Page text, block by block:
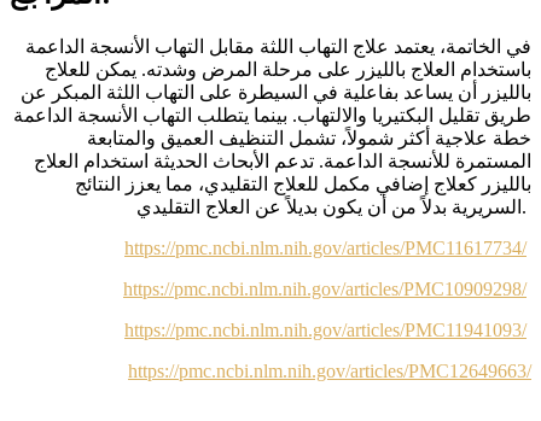
في الخاتمة، يعتمد علاج التهاب اللثة مقابل التهاب الأنسجة الداعمة
باستخدام العلاج بالليزر على مرحلة المرض وشدته. يمكن للعلاج
بالليزر أن يساعد بفاعلية في السيطرة على التهاب اللثة المبكر عن
طريق تقليل البكتيريا والالتهاب. بينما يتطلب التهاب الأنسجة الداعمة
خطة علاجية أكثر شمولاً، تشمل التنظيف العميق والمتابعة
المستمرة للأنسجة الداعمة. تدعم الأبحاث الحديثة استخدام العلاج
بالليزر كعلاج إضافي مكمل للعلاج التقليدي، مما يعزز النتائج
السريرية بدلاً من أن يكون بديلاً عن العلاج التقليدي.
https://pmc.ncbi.nlm.nih.gov/articles/PMC11617734/
https://pmc.ncbi.nlm.nih.gov/articles/PMC10909298/
https://pmc.ncbi.nlm.nih.gov/articles/PMC11941093/
https://pmc.ncbi.nlm.nih.gov/articles/PMC12649663/